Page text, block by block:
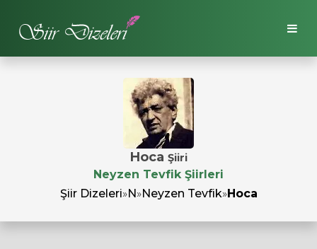
Hoca Şiiri
Neyzen Tevfik Şiirleri
Şiir Dizeleri»N»Neyzen Tevfik»Hoca